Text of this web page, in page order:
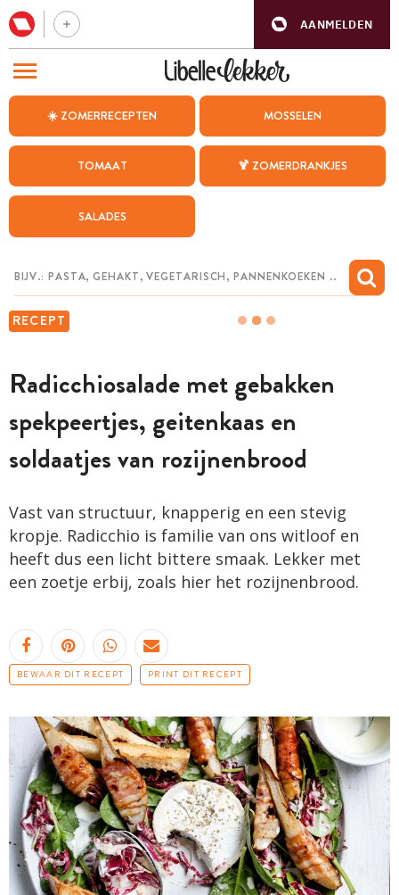
AANMELDEN
☀️ ZOMERRECEPTEN MOSSELEN
TOMAAT 🍹 ZOMERDRANKJES
SALADES
RECEPT
Radicchiosalade met gebakken
spekpeertjes, geitenkaas en
soldaatjes van rozijnenbrood
Vast van structuur, knapperig en een stevig
kropje. Radicchio is familie van ons witloof en
heeft dus een licht bittere smaak. Lekker met
een zoetje erbij, zoals hier het rozijnenbrood.
BEWAAR DIT RECEPT PRINT DIT RECEPT
BEZOEK ONZE ANDERE WEBSITES
WEEKMENU
CHAT MET MAIA
MIJN BEWAARDE RECEPTEN